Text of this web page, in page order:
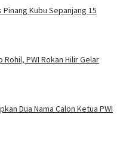
Pinang Kubu Sepanjang 15
PWI Rokan Hilir Gelar
Dua Nama Calon Ketua PWI